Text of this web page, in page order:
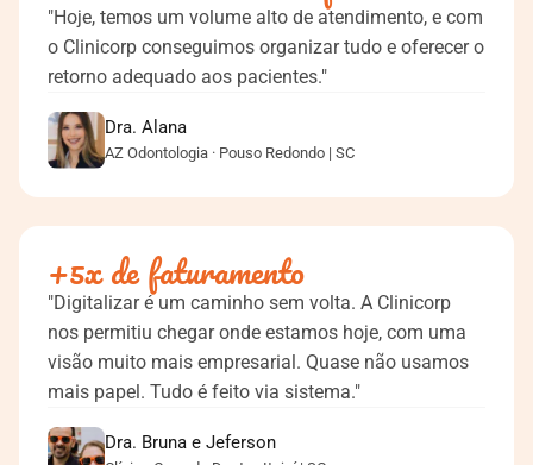
"Hoje, temos um volume alto de atendimento, e com
o Clinicorp conseguimos organizar tudo e oferecer o
retorno adequado aos pacientes."
Dra. Alana
AZ Odontologia · Pouso Redondo | SC
+5x de faturamento
"Digitalizar é um caminho sem volta. A Clinicorp
nos permitiu chegar onde estamos hoje, com uma
visão muito mais empresarial. Quase não usamos
mais papel. Tudo é feito via sistema."
Dra. Bruna e Jeferson